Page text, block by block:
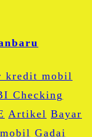
Artikel Bayar
Gadai